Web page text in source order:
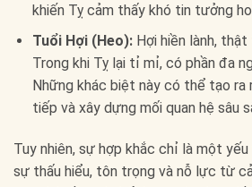
khiến Tỵ cảm thấy khó tin tưởng
Tuổi Hợi (Heo):Hợi hiền lành, thật
Trong khi Tỵ lại tỉ mỉ, có phần đa
Những khác biệt này có thể tạo ra
tiếp và xây dựng mối quan hệ sâu
Tuy nhiên, sự hợp khắc chỉ là một
sự thấu hiểu, tôn trọng và nỗ lực từ